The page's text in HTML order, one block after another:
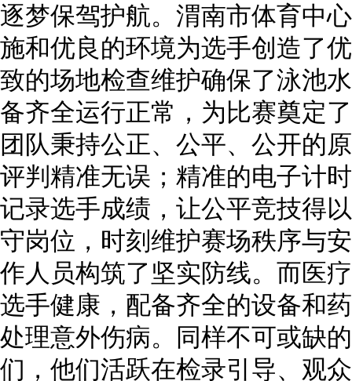
逐梦保驾护航。渭南市体育中
施和优良的环境为选手创造了
致的场地检查维护确保了泳池
备齐全运行正常，为比赛奠定
团队秉持公正、公平、公开的
评判精准无误；精准的电子计
记录选手成绩，让公平竞技得
守岗位，时刻维护赛场秩序与
作人员构筑了坚实防线。而医
选手健康，配备齐全的设备和
处理意外伤病。同样不可或缺
们，他们活跃在检录引导、观